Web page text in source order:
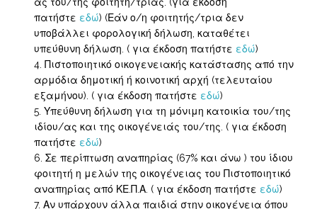
ας του/της φοιτητή/τριας. (για έκδοση
πατήστε εδώ) (Εάν ο/η φοιτητής/τρια δεν
υποβάλλει φορολογική δήλωση, καταθέτει
υπεύθυνη δήλωση. ( για έκδοση πατήστε εδώ)
Πιστοποιητικό οικογενειακής κατάστασης από την
αρμόδια δημοτική ή κοινοτική αρχή (τελευταίου
εξαμήνου). ( για έκδοση πατήστε εδώ)
Υπεύθυνη δήλωση για τη μόνιμη κατοικία του/της
ιδίου/ας και της οικογένειάς του/της. ( για έκδοση
πατήστε εδώ)
Σε περίπτωση αναπηρίας (67% και άνω ) του ίδιου
φοιτητή η μελών της οικογένειας του Πιστοποιητικό
αναπηρίας από ΚΕ.Π.Α. ( για έκδοση πατήστε εδώ)
Αν υπάρχουν άλλα παιδιά στην οικογένεια όπου